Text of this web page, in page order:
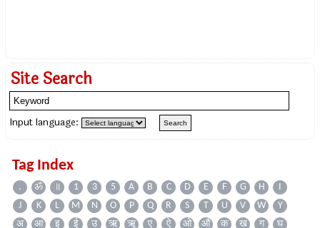
Site Search
Input language:
Tag Index
. ॐ ॥ 1 3 5 A B C D E F G H
I
J
K L M N O P Q R S T U V W
Y
अ
आ इ ई उ ऋ ॠ ए ऐ ओ औ क ख ग
घ